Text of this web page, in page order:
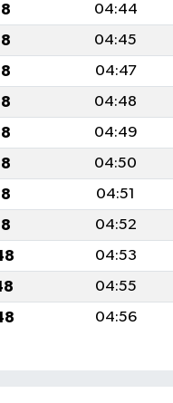
04:44
04:45
04:47
04:48
04:49
04:50
04:51
04:52
04:53
04:55
04:56